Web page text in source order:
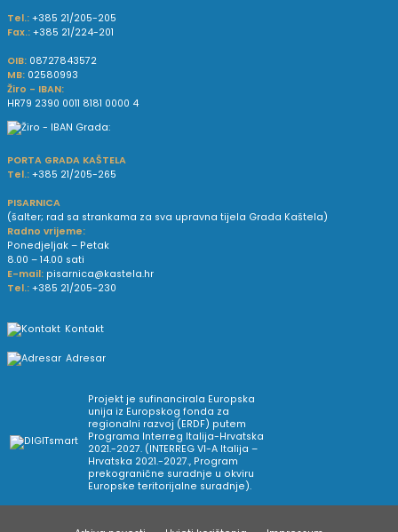
Tel.: +385 21/205-205
Fax.: +385 21/224-201
OIB: 08727843572
MB: 02580993
Žiro - IBAN:
HR79 2390 0011 8181 0000 4
PORTA GRADA KAŠTELA
Tel.: +385 21/205-265
PISARNICA
(šalter; rad sa strankama za sva upravna tijela Grada Kaštela)
Radno vrijeme:
Ponedjeljak – Petak
8.00 – 14.00 sati
E-mail: pisarnica@kastela.hr
Tel.: +385 21/205-230
Kontakt
Adresar
Projekt je sufinancirala Europska
unija iz Europskog fonda za
regionalni razvoj (ERDF) putem
Programa Interreg Italija-Hrvatska
2021.-2027. (INTERREG VI-A Italija –
Hrvatska 2021.-2027., Program
prekogranične suradnje u okviru
Europske teritorijalne suradnje).